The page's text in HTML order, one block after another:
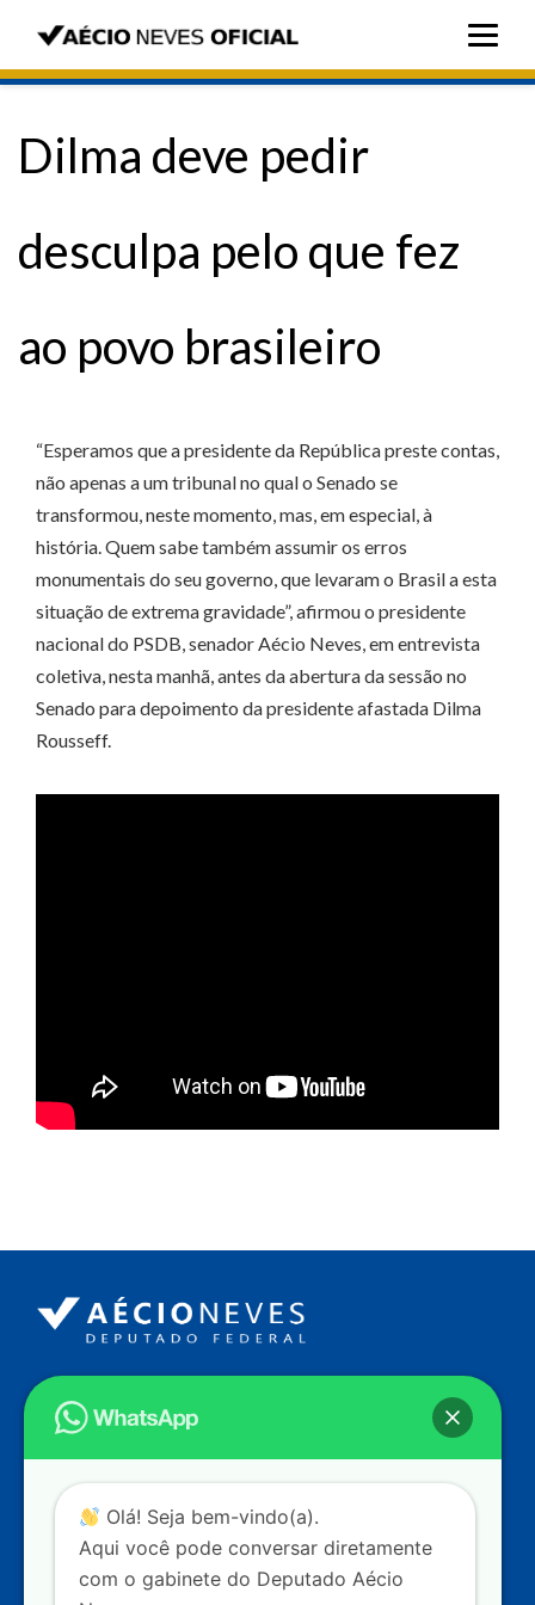
Dilma deve pedir
desculpa pelo que fez
ao povo brasileiro
“Esperamos que a presidente da República preste contas,
não apenas a um tribunal no qual o Senado se
transformou, neste momento, mas, em especial, à
história. Quem sabe também assumir os erros
monumentais do seu governo, que levaram o Brasil a esta
situação de extrema gravidade”, afirmou o presidente
nacional do PSDB, senador Aécio Neves, em entrevista
coletiva, nesta manhã, antes da abertura da sessão no
Senado para depoimento da presidente afastada Dilma
Rousseff.
Endereço
Câmara dos Deputados
Ed. Principal, Ala C – Gabinete
Contato
dep.aecioneves@camara.leg.br
+55 (61) 3215-5964
Olá! Seja bem-vindo(a).
Aqui você pode conversar diretamente
com o gabinete do Deputado Aécio